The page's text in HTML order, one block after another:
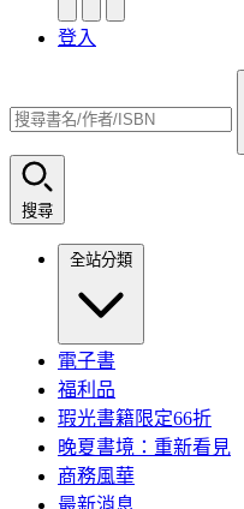
登入
搜尋
全站分類
電子書
福利品
瑕光書籍限定66折
晚夏書境：重新看見
商務風華
最新消息